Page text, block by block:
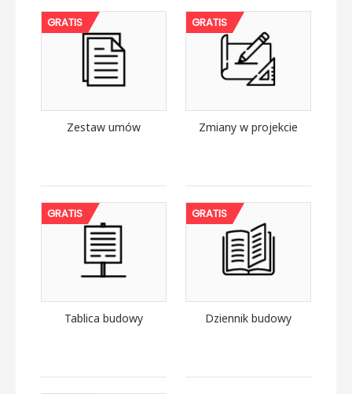
GRATIS
Zestaw umów
GRATIS
Zmiany w projekcie
GRATIS
Tablica budowy
GRATIS
Dziennik budowy